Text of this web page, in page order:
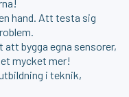
hand. Att testa sig
bygga egna sensorer,
mycket mer!
i teknik,